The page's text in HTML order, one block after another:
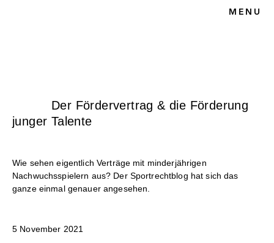
MENU
Der Fördervertrag & die Förderung
junger Talente
Wie sehen eigentlich Verträge mit minderjährigen
Nachwuchsspielern aus? Der Sportrechtblog hat sich das
ganze einmal genauer angesehen.
5 November 2021